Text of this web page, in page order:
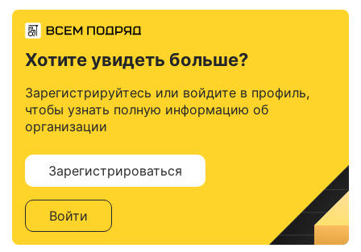
Хотите увидеть больше?
Зарегистрируйтесь или войдите в профиль,
чтобы узнать полную информацию об
организации
Зарегистрироваться
Войти